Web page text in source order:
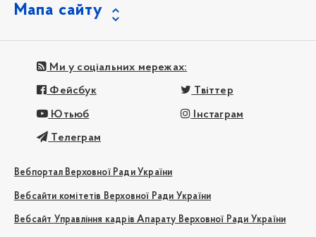
Мапа сайту
Ми у соціальних мережах:
Фейсбук Твіттер
Ютьюб Інстаграм
Телеграм
Вебпортал Верховної Ради України
Вебсайти комітетів Верховної Ради України
Вебсайт Управління кадрів Апарату Верховної Ради України